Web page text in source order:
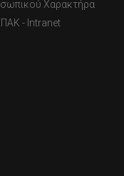
Χαρακτήρα
- Intranet